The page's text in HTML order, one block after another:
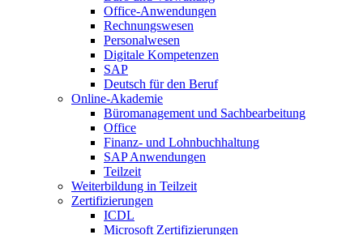
Office-Anwendungen
Rechnungswesen
Personalwesen
Digitale Kompetenzen
SAP
Deutsch für den Beruf
Online-Akademie
Büromanagement und Sachbearbeitung
Office
Finanz- und Lohnbuchhaltung
SAP Anwendungen
Teilzeit
Weiterbildung in Teilzeit
Zertifizierungen
ICDL
Microsoft Zertifizierungen